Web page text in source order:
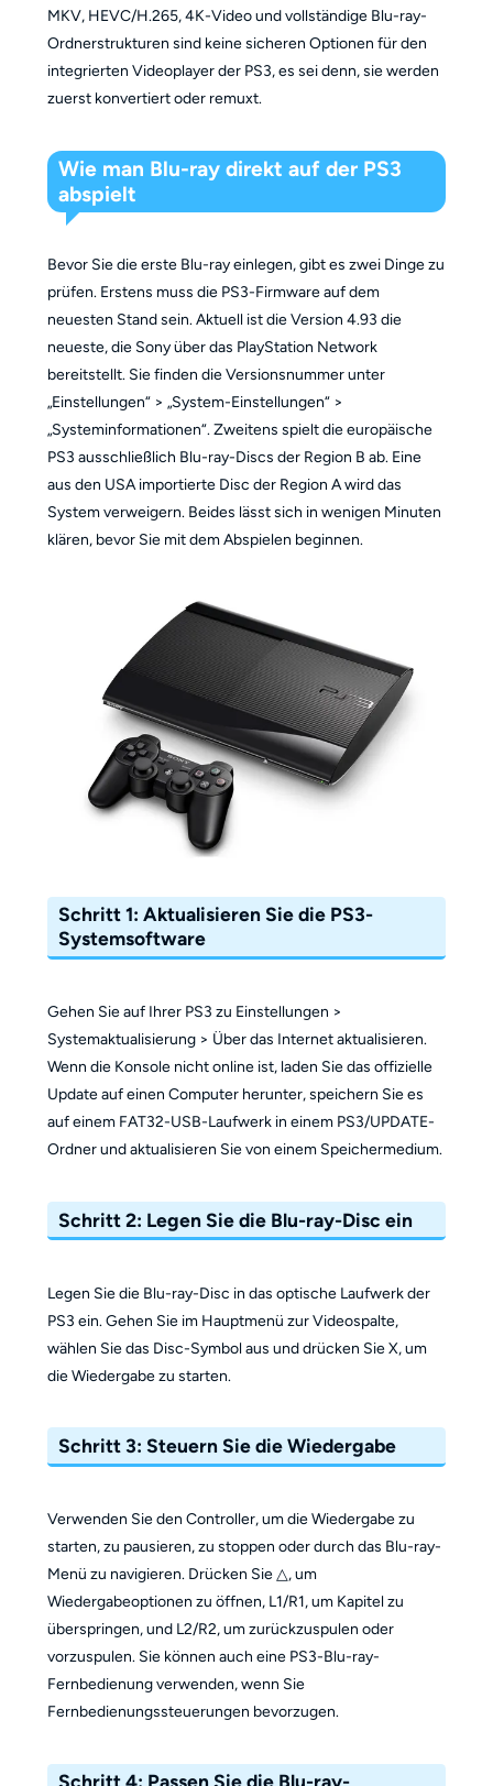
MKV, HEVC/H.265, 4K-Video und vollständige Blu-ray-
Ordnerstrukturen sind keine sicheren Optionen für den
integrierten Videoplayer der PS3, es sei denn, sie werden
zuerst konvertiert oder remuxt.
Wie man Blu-ray direkt auf der PS3
abspielt
Bevor Sie die erste Blu-ray einlegen, gibt es zwei Dinge zu
prüfen. Erstens muss die PS3-Firmware auf dem
neuesten Stand sein. Aktuell ist die Version 4.93 die
neueste, die Sony über das PlayStation Network
bereitstellt. Sie finden die Versionsnummer unter
„Einstellungen“ > „System-Einstellungen“ >
„Systeminformationen“. Zweitens spielt die europäische
PS3 ausschließlich Blu-ray-Discs der Region B ab. Eine
aus den USA importierte Disc der Region A wird das
System verweigern. Beides lässt sich in wenigen Minuten
klären, bevor Sie mit dem Abspielen beginnen.
Schritt 1: Aktualisieren Sie die PS3-
Systemsoftware
Gehen Sie auf Ihrer PS3 zu Einstellungen >
Systemaktualisierung > Über das Internet aktualisieren.
Wenn die Konsole nicht online ist, laden Sie das offizielle
Update auf einen Computer herunter, speichern Sie es
auf einem FAT32-USB-Laufwerk in einem PS3/UPDATE-
Ordner und aktualisieren Sie von einem Speichermedium.
Schritt 2: Legen Sie die Blu-ray-Disc ein
Legen Sie die Blu-ray-Disc in das optische Laufwerk der
PS3 ein. Gehen Sie im Hauptmenü zur Videospalte,
wählen Sie das Disc-Symbol aus und drücken Sie X, um
die Wiedergabe zu starten.
Schritt 3: Steuern Sie die Wiedergabe
Verwenden Sie den Controller, um die Wiedergabe zu
starten, zu pausieren, zu stoppen oder durch das Blu-ray-
Menü zu navigieren. Drücken Sie △, um
Wiedergabeoptionen zu öffnen, L1/R1, um Kapitel zu
überspringen, und L2/R2, um zurückzuspulen oder
vorzuspulen. Sie können auch eine PS3-Blu-ray-
Fernbedienung verwenden, wenn Sie
Fernbedienungssteuerungen bevorzugen.
Schritt 4: Passen Sie die Blu-ray-